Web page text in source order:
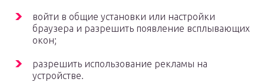
войти в общие установки или настройки
браузера и разрешить появление всплывающих
окон;
разрешить использование рекламы на
устройстве.